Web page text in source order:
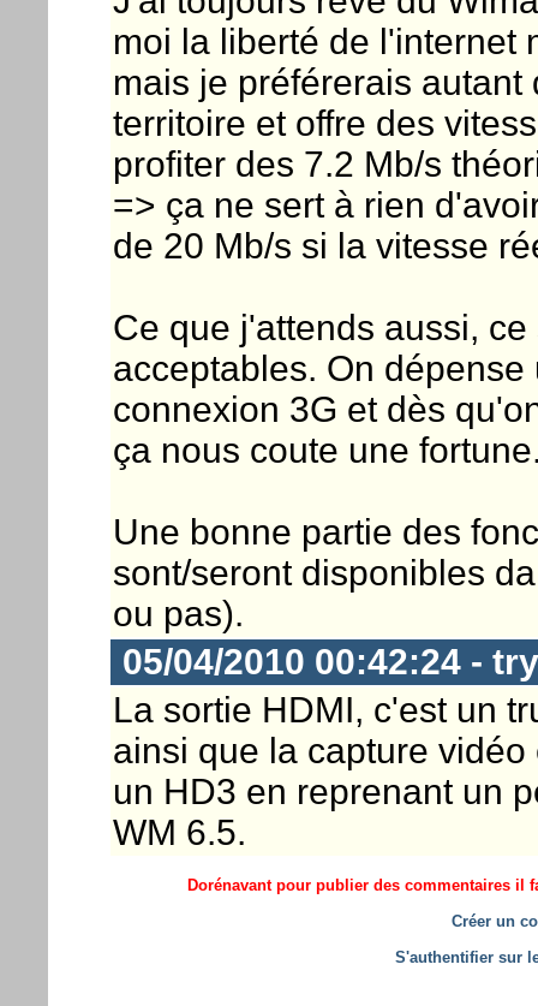
moi la liberté de l'internet
mais je préférerais
territoire et offre des
profiter des 7.2 Mb/s
=> ça ne sert à rien
de 20 Mb/s si la vitesse
Ce que j'attends aussi,
acceptables. On
connexion 3G et dès
ça nous coute une
Une bonne partie des
sont/seront disponibles
ou pas).
05/04/2010 00:42:24 -
La sortie HDMI, c'est un
ainsi que la capture
un HD3 en reprenant un
WM 6.5.
Dorénavant pour publier des commentaires il
Créer un
S'authentifier sur